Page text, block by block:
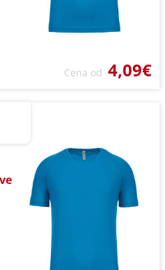
Cena od 4,09€